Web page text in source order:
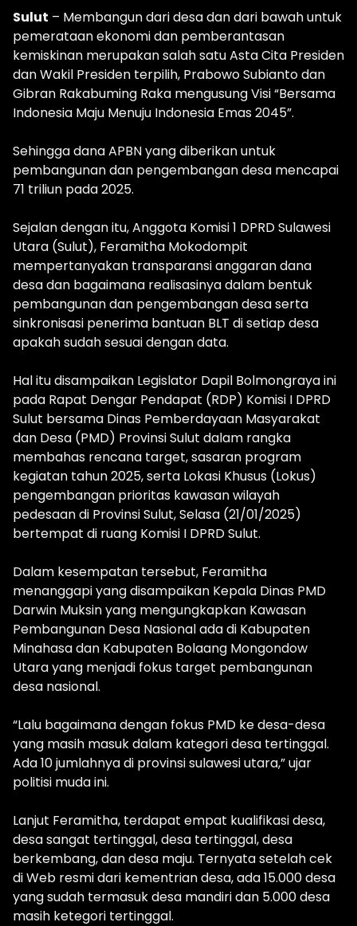
Sulut – Membangun dari desa dan dari bawah untuk
pemerataan ekonomi dan pemberantasan
kemiskinan merupakan salah satu Asta Cita Presiden
dan Wakil Presiden terpilih, Prabowo Subianto dan
Gibran Rakabuming Raka mengusung Visi “Bersama
Indonesia Maju Menuju Indonesia Emas 2045”.
Sehingga dana APBN yang diberikan untuk
pembangunan dan pengembangan desa mencapai
71 triliun pada 2025.
Sejalan dengan itu, Anggota Komisi 1 DPRD Sulawesi
Utara (Sulut), Feramitha Mokodompit
mempertanyakan transparansi anggaran dana
desa dan bagaimana realisasinya dalam bentuk
pembangunan dan pengembangan desa serta
sinkronisasi penerima bantuan BLT di setiap desa
apakah sudah sesuai dengan data.
Hal itu disampaikan Legislator Dapil Bolmongraya ini
pada Rapat Dengar Pendapat (RDP) Komisi I DPRD
Sulut bersama Dinas Pemberdayaan Masyarakat
dan Desa (PMD) Provinsi Sulut dalam rangka
membahas rencana target, sasaran program
kegiatan tahun 2025, serta Lokasi Khusus (Lokus)
pengembangan prioritas kawasan wilayah
pedesaan di Provinsi Sulut, Selasa (21/01/2025)
bertempat di ruang Komisi I DPRD Sulut.
Dalam kesempatan tersebut, Feramitha
menanggapi yang disampaikan Kepala Dinas PMD
Darwin Muksin yang mengungkapkan Kawasan
Pembangunan Desa Nasional ada di Kabupaten
Minahasa dan Kabupaten Bolaang Mongondow
Utara yang menjadi fokus target pembangunan
desa nasional.
“Lalu bagaimana dengan fokus PMD ke desa-desa
yang masih masuk dalam kategori desa tertinggal.
Ada 10 jumlahnya di provinsi sulawesi utara,” ujar
politisi muda ini.
Lanjut Feramitha, terdapat empat kualifikasi desa,
desa sangat tertinggal, desa tertinggal, desa
berkembang, dan desa maju. Ternyata setelah cek
di Web resmi dari kementrian desa, ada 15.000 desa
yang sudah termasuk desa mandiri dan 5.000 desa
masih ketegori tertinggal.